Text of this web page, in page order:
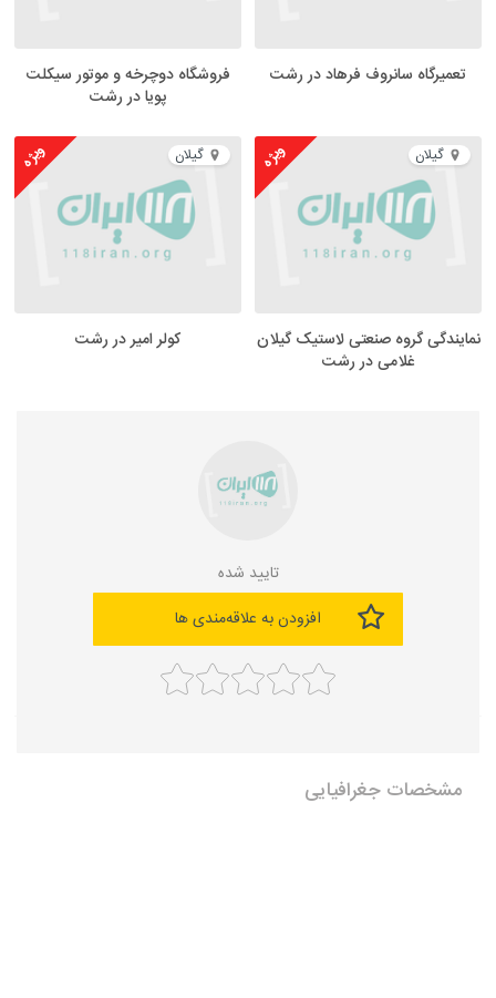
تعمیرگاه سانروف فرهاد در رشت
فروشگاه دوچرخه و موتور سیکلت
پویا در رشت
گیلان ویژه
نمایندگی گروه صنعتی لاستیک گیلان
غلامی در رشت
گیلان ویژه
کولر امیر در رشت
تایید شده
افزودن به علاقه‌مندی ها
مشخصات جغرافیایی